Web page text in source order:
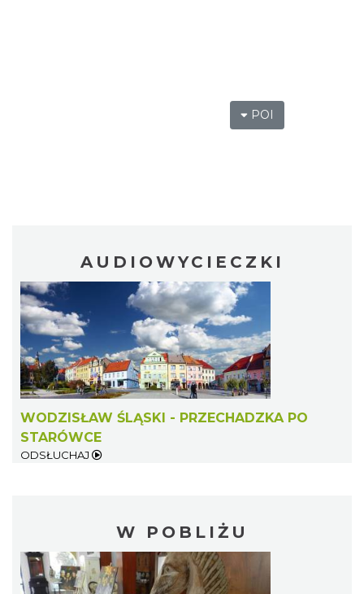
POI
AUDIOWYCIECZKI
WODZISŁAW ŚLĄSKI - PRZECHADZKA PO
STARÓWCE
ODSŁUCHAJ
W POBLIŻU